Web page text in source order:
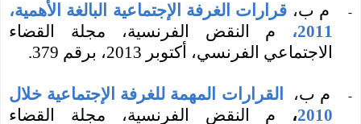
- م ب، قرارات الغرفة الإجتماعية البالغة الأهمية،
2011،
م النقض الفرنسية، مجلة القضاء
الاجتماعي الفرنسي، أكتوبر 2013، برقم 379 .
- م ب،
القرارات المهمة للغرفة الإجتماعية خلال
2010،
م النقض الفرنسية، مجلة القضاء